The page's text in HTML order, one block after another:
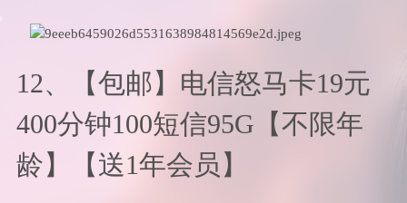
12、【包邮】电信怒马卡19元
400分钟100短信95G【不限年
龄】【送1年会员】